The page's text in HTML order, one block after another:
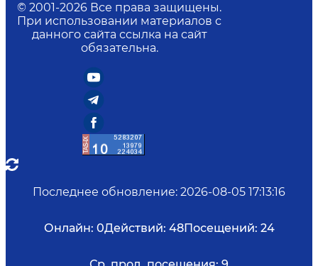
© 2001-2026 Все права защищены.
При использовании материалов с
данного сайта ссылка на сайт
обязательна.
Последнее обновление: 2026-08-05 17:13:16
Онлайн: 0Действий: 48Посещений: 24